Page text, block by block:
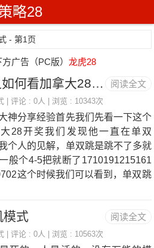
略28
- 第1页
方广告（PC版）龙虎28
阅读全文
实力大神分享经验之如何看加拿大28走势图
| 评论 : 0人 | 浏览 : 10343次
神分享经验首先我们先看一下这个
28开奖我们发现他一直在单双
个人的见解，单双跳是跳不了多就
般个4-5把就断了1710191215161
这个时候我们可以看到，单双跳
可以去选择双开奖：7+9+2=18我
看1710191215161316070218单
了，不知道大家有没有听过一种东
阅读全文
模式
| 评论 : 0人 | 浏览 : 10563次